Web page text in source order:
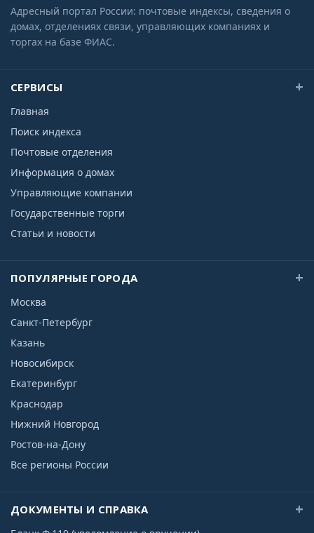
Адресный портал России: почтовые индексы, сведения о
домах, отделениях связи, управляющих компаниях и
торгах на базе ФИАС.
СЕРВИСЫ
Главная
Поиск индекса
Почтовые отделения
Информация о домах
Управляющие компании
Государственные торги
Статьи и новости
ПОПУЛЯРНЫЕ ГОРОДА
Москва
Санкт-Петербург
Казань
Новосибирск
Екатеринбург
Краснодар
Нижний Новгород
Ростов-на-Дону
Все регионы России
ДОКУМЕНТЫ И СПРАВКА